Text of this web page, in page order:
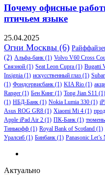
Почему офисные
птичьем языке
25.04.2025
Огни Москвы (6)
(2) Альфа-банк (1) Volvo V60 Cross
Связной (1) Seat Leon Cupra (1) Bugatti
Insignia (1) искусственный глаз (1)
(1) Фондсервисбанк (1) KIA Rio (1)
Ranger (1) Бен Кинг (1) Tong Jian S11 (1)
(1) НБД-Банк (1) Nokia Lumia 330 (1)
Asus ROG GR8 (1) Xiaomi Mi 4 (1)
Apple iPad Air 2 (1) ПК-Банк (1)
Тинькофф (1) Royal Bank of Scotland (1)
Уралсиб (1) Бинбанк (1) Panasonic Let’s
Актуально